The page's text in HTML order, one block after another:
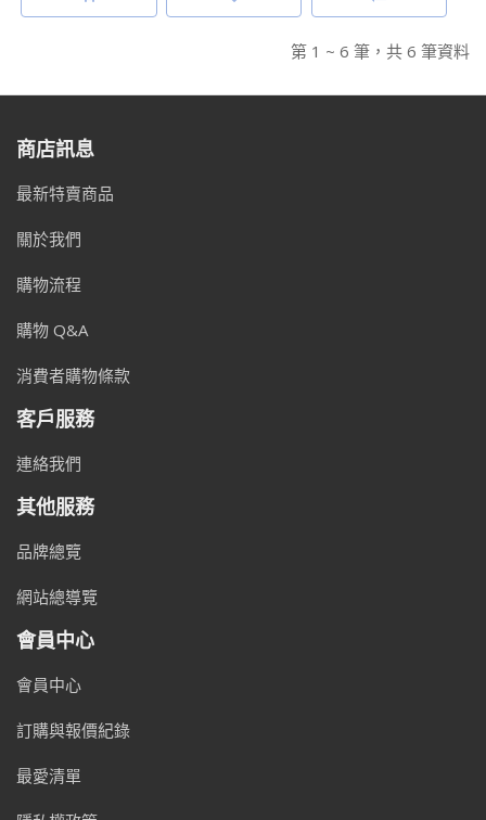
第 1 ~ 6 筆，共 6 筆資料
商店訊息
最新特賣商品
關於我們
購物流程
購物 Q&A
消費者購物條款
客戶服務
連絡我們
其他服務
品牌總覽
網站總導覽
會員中心
會員中心
訂購與報價紀錄
最愛清單